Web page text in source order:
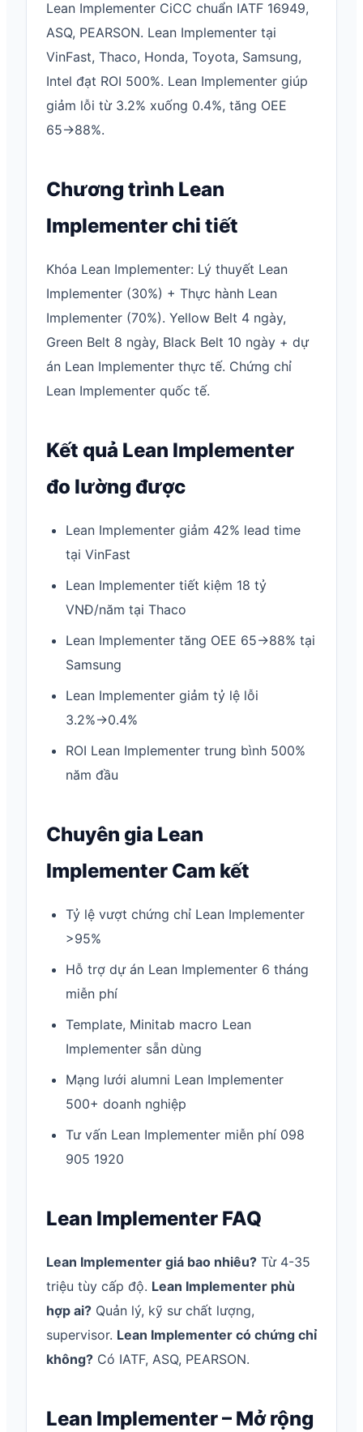
Lean Implementer CiCC chuẩn IATF 16949,
ASQ, PEARSON. Lean Implementer tại
VinFast, Thaco, Honda, Toyota, Samsung,
Intel đạt ROI 500%. Lean Implementer giúp
giảm lỗi từ 3.2% xuống 0.4%, tăng OEE
65→88%.
Chương trình Lean
Implementer chi tiết
Khóa Lean Implementer: Lý thuyết Lean
Implementer (30%) + Thực hành Lean
Implementer (70%). Yellow Belt 4 ngày,
Green Belt 8 ngày, Black Belt 10 ngày + dự
án Lean Implementer thực tế. Chứng chỉ
Lean Implementer quốc tế.
Kết quả Lean Implementer
đo lường được
Lean Implementer giảm 42% lead time
tại VinFast
Lean Implementer tiết kiệm 18 tỷ
VNĐ/năm tại Thaco
Lean Implementer tăng OEE 65→88% tại
Samsung
Lean Implementer giảm tỷ lệ lỗi
3.2%→0.4%
ROI Lean Implementer trung bình 500%
năm đầu
Chuyên gia Lean
Implementer Cam kết
Tỷ lệ vượt chứng chỉ Lean Implementer
>95%
Hỗ trợ dự án Lean Implementer 6 tháng
miễn phí
Template, Minitab macro Lean
Implementer sẵn dùng
Mạng lưới alumni Lean Implementer
500+ doanh nghiệp
Tư vấn Lean Implementer miễn phí 098
905 1920
Lean Implementer FAQ
Lean Implementer giá bao nhiêu? Từ 4-35
triệu tùy cấp độ. Lean Implementer phù
hợp ai? Quản lý, kỹ sư chất lượng,
supervisor. Lean Implementer có chứng chỉ
không? Có IATF, ASQ, PEARSON.
Lean Implementer – Mở rộng